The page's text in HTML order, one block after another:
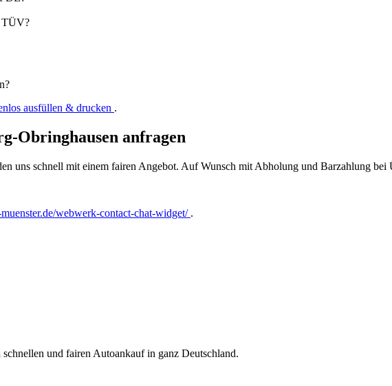
TÜV?
ausfüllen & drucken .
Obringhausen anfragen
uns schnell mit einem fairen Angebot. Auf Wunsch mit Abholung und Barzahlung bei
webwerk-contact-chat-widget/ .
und fairen Autoankauf in ganz Deutschland.